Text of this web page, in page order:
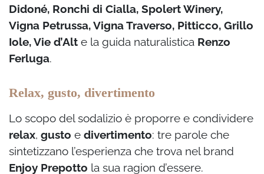
Didoné, Ronchi di Cialla, Spolert Winery,
Vigna Petrussa, Vigna Traverso, Pitticco, Grillo
Iole, Vie d’Alt e la guida naturalistica Renzo
Ferluga.
Relax, gusto, divertimento
Lo scopo del sodalizio è proporre e condividere
relax, gusto e divertimento: tre parole che
sintetizzano l’esperienza che trova nel brand
Enjoy Prepotto la sua ragion d’essere.